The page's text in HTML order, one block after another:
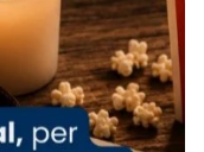
tingut lloc la
agraïment al
apostòlica
i als
de Barcelona.